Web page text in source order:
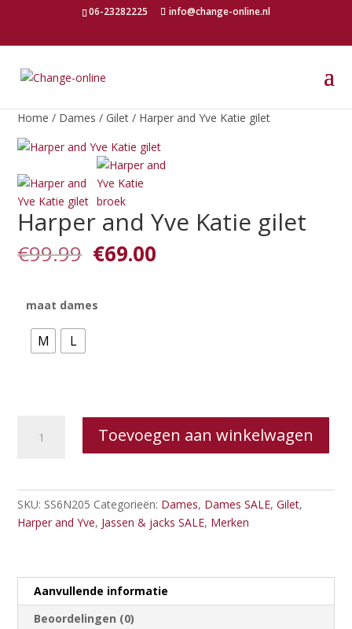
06-23282225 info@change-online.nl
Home / Dames / Gilet / Harper and Yve Katie gilet
Harper and Yve Katie gilet
€99.99 Oorspronkelijke
prijs
€99.99.
€69.00
maat dames
M L
Toevoegen aan winkelwagen
SKU: SS6N205 Categorieën: Dames, Dames SALE,Gilet,
Harper and Yve, Jassen & jacks SALE, Merken
Aanvullende informatie
Beoordelingen (0)